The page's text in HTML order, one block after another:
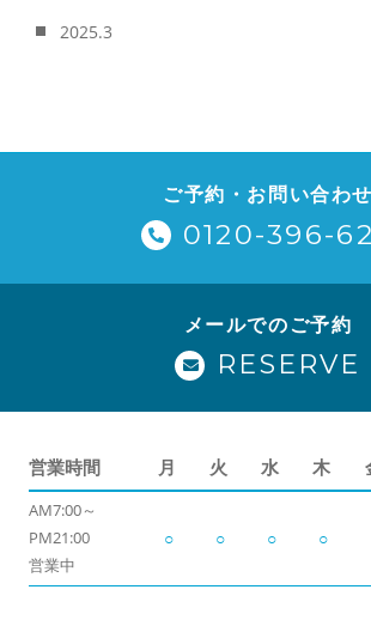
2025.3
ご予約・お問い合わせ
0120-396-
メールでのご予約
RESERVE
営業時間 月 火 水 木
AM7:00～
PM21:00
営業中
○ ○ ○ ○